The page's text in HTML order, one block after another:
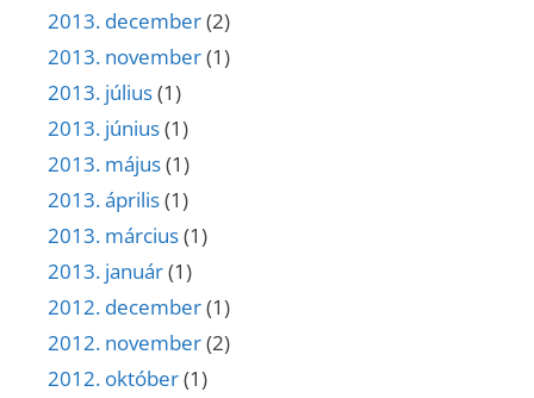
2013. december(2)
2013. november(1)
2013. július(1)
2013. június(1)
2013. május(1)
2013. április(1)
2013. március(1)
2013. január(1)
2012. december(1)
2012. november(2)
2012. október(1)